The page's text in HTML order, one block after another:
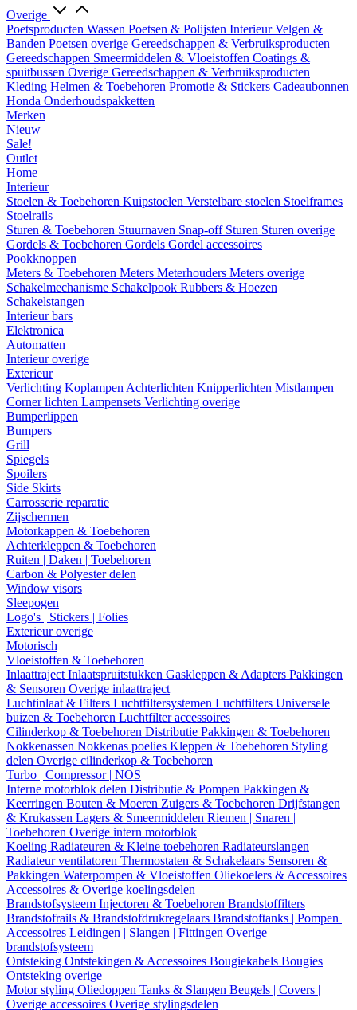
Overige
Poetsproducten Wassen Poetsen & Polijsten InterieurVelgen &
Banden Poetsen overige Gereedschappen & Verbruiksproducten
Gereedschappen Smeermiddelen & Vloeistoffen Coatings &
spuitbussen Overige Gereedschappen & Verbruiksproducten
Kleding Helmen & Toebehoren Promotie & Stickers Cadeaubonnen
Honda Onderhoudspakketten
Merken
Nieuw
Sale!
Outlet
Home
Interieur
Stoelen & Toebehoren Kuipstoelen Verstelbare stoelen Stoelframes
Stoelrails
Sturen & Toebehoren Stuurnaven Snap-off Sturen Sturen overige
Gordels & Toebehoren Gordels Gordel accessoires
Pookknoppen
Meters & Toebehoren Meters Meterhouders Meters overige
Schakelmechanisme Schakelpook Rubbers & Hoezen
Schakelstangen
Interieur bars
Elektronica
Automatten
Interieur overige
Exterieur
Verlichting Koplampen Achterlichten Knipperlichten Mistlampen
Corner lichten Lampensets Verlichting overige
Bumperlippen
Bumpers
Grill
Spiegels
Spoilers
Side Skirts
Carrosserie reparatie
Zijschermen
Motorkappen & Toebehoren
Achterkleppen & Toebehoren
Ruiten | Daken | Toebehoren
Carbon & Polyester delen
Window visors
Sleepogen
Logo's | Stickers | Folies
Exterieur overige
Motorisch
Vloeistoffen & Toebehoren
Inlaattraject Inlaatspruitstukken Gaskleppen & Adapters Pakkingen
& Sensoren Overige inlaattraject
Luchtinlaat & Filters Luchtfiltersystemen Luchtfilters Universele
buizen & Toebehoren Luchtfilter accessoires
Cilinderkop & Toebehoren Distributie Pakkingen & Toebehoren
Nokkenassen Nokkenas poelies Kleppen & Toebehoren Styling
delen Overige cilinderkop & Toebehoren
Turbo | Compressor | NOS
Interne motorblok delen Distributie & Pompen Pakkingen &
Keerringen Bouten & Moeren Zuigers & Toebehoren Drijfstangen
& Krukassen Lagers & Smeermiddelen Riemen | Snaren |
Toebehoren Overige intern motorblok
Koeling Radiateuren & Kleine toebehoren Radiateurslangen
Radiateur ventilatoren Thermostaten & Schakelaars Sensoren &
Pakkingen Waterpompen & Vloeistoffen Oliekoelers & Accessoires
Accessoires & Overige koelingsdelen
Brandstofsysteem Injectoren & Toebehoren Brandstoffilters
Brandstofrails & Brandstofdrukregelaars Brandstoftanks | Pompen |
Accessoires Leidingen | Slangen | Fittingen Overige
brandstofsysteem
Ontsteking Ontstekingen & Accessoires Bougiekabels Bougies
Ontsteking overige
Motor styling Oliedoppen Tanks & Slangen Beugels | Covers |
Overige accessoires Overige stylingsdelen